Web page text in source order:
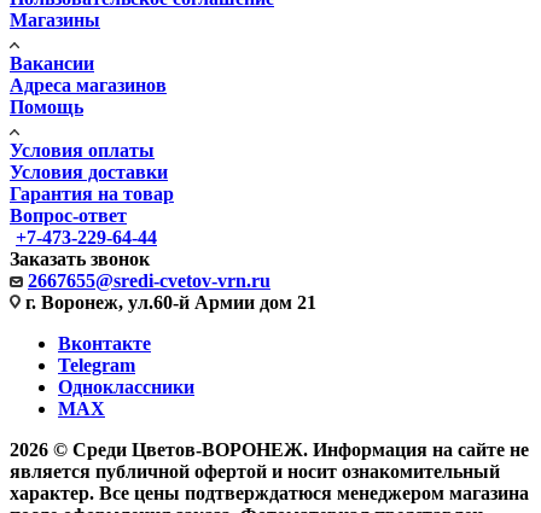
Магазины
Вакансии
Адреса магазинов
Помощь
Условия оплаты
Условия доставки
Гарантия на товар
Вопрос-ответ
+7-473-229-64-44
Заказать звонок
2667655@sredi-cvetov-vrn.ru
г. Воронеж, ул.60-й Армии дом 21
Вконтакте
Telegram
Одноклассники
MAX
2026 © Среди Цветов-ВОРОНЕЖ. Информация на сайте не
является публичной офертой и носит ознакомительный
характер. Все цены подтверждатюся менеджером магазина